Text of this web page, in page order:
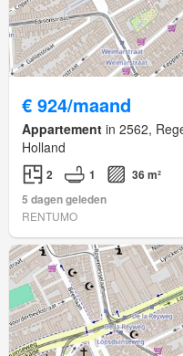
€ 924/maand
Appartement in 2562,
Holland
2 1
36 m²
5 dagen geleden
RENTUMO